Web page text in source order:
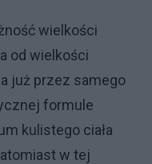
wielkości
od wielkości
już przez samego
formule
kulistego ciała
w tej